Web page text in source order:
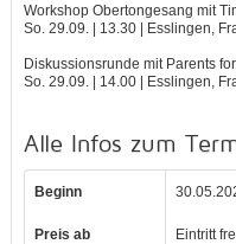
Workshop Obertongesang mit
So. 29.09. | 13.30 | Esslingen,
Diskussionsrunde mit Parents
So. 29.09. | 14.00 | Esslingen,
Alle Infos zum
Beginn
Preis ab Eintritt